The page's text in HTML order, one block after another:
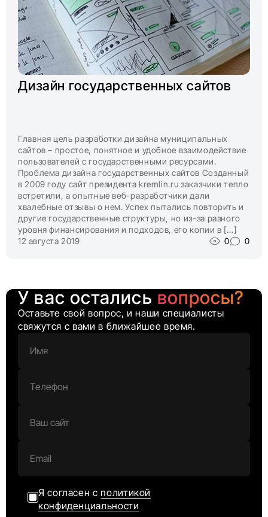
Дизайн государственных сайтов
Главная цель разработки дизайна муниципальных
сайтов – простое, понятное и удобное взаимодействие
пользователей с государственными ресурсами.
Проблема дизайна государственных сайтов Созданный
в 2009 году сайт президента kremlin.ru заказчики тепло
встретили, а опытные веб-разработчики дали
хвалебные отзывы о нем. Успех пытались повторить и
другие государственные структуры, но из-за разного
уровня финансирования и подходов, его копии в […]
12 августа 2019
0 0
У вас остались вопросы?
Оставьте свой вопрос, и наши специалисты
свяжутся с вами в ближайшее время.
Я согласен сполитикой
конфиденциальности